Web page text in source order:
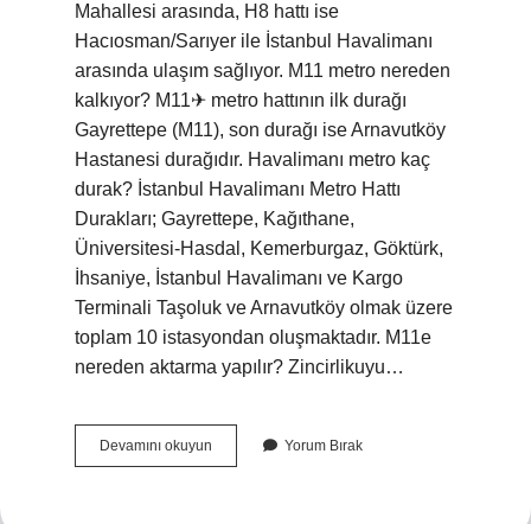
Mahallesi arasında, H8 hattı ise
Hacıosman/Sarıyer ile İstanbul Havalimanı
arasında ulaşım sağlıyor. M11 metro nereden
kalkıyor? M11✈ metro hattının ilk durağı
Gayrettepe (M11), son durağı ise Arnavutköy
Hastanesi durağıdır. Havalimanı metro kaç
durak? İstanbul Havalimanı Metro Hattı
Durakları; Gayrettepe, Kağıthane,
Üniversitesi-Hasdal, Kemerburgaz, Göktürk,
İhsaniye, İstanbul Havalimanı ve Kargo
Terminali Taşoluk ve Arnavutköy olmak üzere
toplam 10 istasyondan oluşmaktadır. M11e
nereden aktarma yapılır? Zincirlikuyu…
Devamını okuyun
Havalimanına
Yorum Bırak